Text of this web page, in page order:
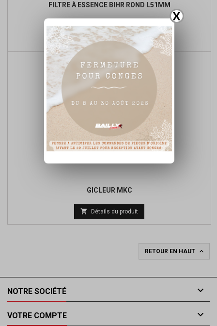
X
FILTRE À ESSENCE BIHR ROND L51MM
de
base
 Ajouter au panier
GICLEUR MKC
Prix
de
 Détails du produit
RETOUR EN HAUT 
NOTRE SOCIÉTÉ 
VOTRE COMPTE 